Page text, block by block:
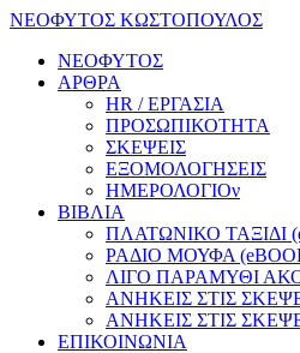
ΝΕΟΦΥΤΟΣ ΚΩΣΤΟΠΟΥΛΟΣ
ΝΕΟΦΥΤΟΣ
ΑΡΘΡΑ
HR / ΕΡΓΑΣΙΑ
ΠΡΟΣΩΠΙΚΟΤΗΤΑ
ΣΚΕΨΕΙΣ
ΕΞΟΜΟΛΟΓΗΣΕΙΣ
ΗΜΕΡΟΛΟΓΙΟν
ΒΙΒΛΙΑ
ΠΛΑΤΩΝΙΚΟ ΤΑΞΙΔΙ
ΡΑΔΙΟ ΜΟΥΦΑ
ΛΙΓΟ ΠΑΡΑΜΥΘΙ
ΑΝΗΚΕΙΣ ΣΤΙΣ
ΑΝΗΚΕΙΣ ΣΤΙΣ
ΕΠΙΚΟΙΝΩΝΙΑ